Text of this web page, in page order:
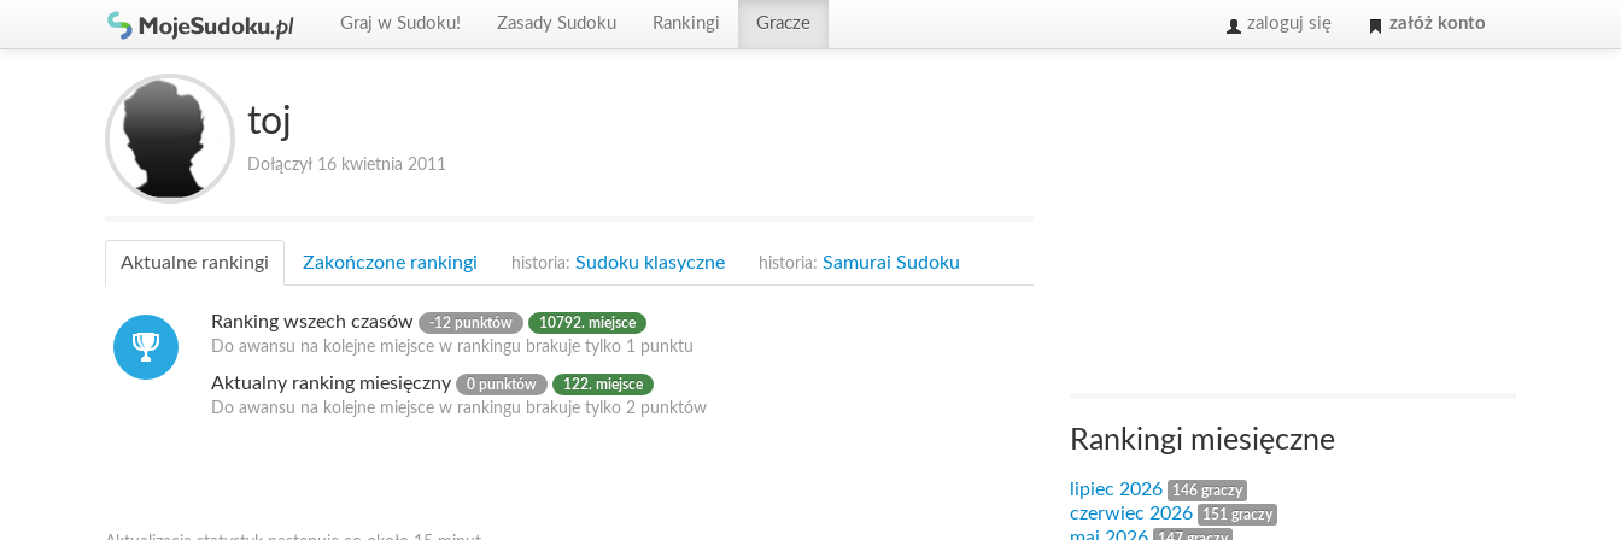
Graj w Sudoku! Zasady Sudoku Rankingi Gracze zaloguj się załóż konto
toj
Dołączył 16 kwietnia 2011
Aktualne rankingi Zakończone rankingi historia: Sudoku klasyczne historia: Samurai Sudoku
Ranking wszech czasów -12 punktów 10792. miejsce
Do awansu na kolejne miejsce w rankingu brakuje tylko 1 punktu
Aktualny ranking miesięczny 0 punktów 122. miejsce
Do awansu na kolejne miejsce w rankingu brakuje tylko 2 punktów
Rankingi miesięczne
lipiec 2026 146 graczy
czerwiec 2026 151 graczy